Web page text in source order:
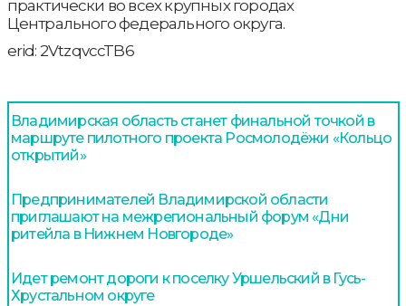
практически во всех крупных городах
Центрального федерального округа.
erid: 2VtzqvccTB6
Владимирская область станет финальной точкой в
маршруте пилотного проекта Росмолодёжи «Кольцо
открытий»
Предпринимателей Владимирской области
приглашают на межрегиональный форум «Дни
ритейла в Нижнем Новгороде»
Идет ремонт дороги к поселку Уршельский в Гусь-
Хрустальном округе